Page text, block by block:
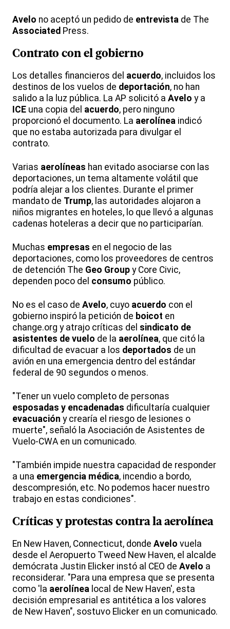
Avelo no aceptó un pedido de entrevista de The
Associated Press.
Contrato con el gobierno
Los detalles financieros del acuerdo, incluidos los
destinos de los vuelos de deportación, no han
salido a la luz pública. La AP solicitó a Avelo y a
ICE una copia del acuerdo, pero ninguno
proporcionó el documento. La aerolínea indicó
que no estaba autorizada para divulgar el
contrato.
Varias aerolíneas han evitado asociarse con las
deportaciones, un tema altamente volátil que
podría alejar a los clientes. Durante el primer
mandato de Trump, las autoridades alojaron a
niños migrantes en hoteles, lo que llevó a algunas
cadenas hoteleras a decir que no participarían.
Muchas empresas en el negocio de las
deportaciones, como los proveedores de centros
de detención The Geo Group y Core Civic,
dependen poco del consumo público.
No es el caso de Avelo, cuyo acuerdo con el
gobierno inspiró la petición de boicot en
change.org y atrajo críticas del sindicato de
asistentes de vuelo de la aerolínea, que citó la
dificultad de evacuar a los deportados de un
avión en una emergencia dentro del estándar
federal de 90 segundos o menos.
"Tener un vuelo completo de personas
esposadas y encadenadas dificultaría cualquier
evacuación y crearía el riesgo de lesiones o
muerte", señaló la Asociación de Asistentes de
Vuelo-CWA en un comunicado.
"También impide nuestra capacidad de responder
a una emergencia médica, incendio a bordo,
descompresión, etc. No podemos hacer nuestro
trabajo en estas condiciones".
Críticas y protestas contra la aerolínea
En New Haven, Connecticut, donde Avelo vuela
desde el Aeropuerto Tweed New Haven, el alcalde
demócrata Justin Elicker instó al CEO de Avelo a
reconsiderar. "Para una empresa que se presenta
como 'la aerolínea local de New Haven', esta
decisión empresarial es antitética a los valores
de New Haven", sostuvo Elicker en un comunicado.